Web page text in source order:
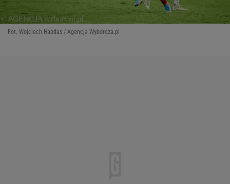
Fot. Wojciech Habdas / Agencja Wyborcza.pl